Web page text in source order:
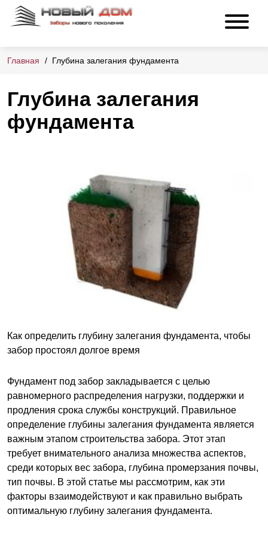
Главная Глубина залегания фундамента
Глубина залегания
фундамента
Как определить глубину залегания фундамента, чтобы
забор простоял долгое время
Фундамент под забор закладывается с целью
равномерного распределения нагрузки, поддержки и
продления срока службы конструкций. Правильное
определение глубины залегания фундамента является
важным этапом строительства забора. Этот этап
требует внимательного анализа множества аспектов,
среди которых вес забора, глубина промерзания почвы,
тип почвы. В этой статье мы рассмотрим, как эти
факторы взаимодействуют и как правильно выбрать
оптимальную глубину залегания фундамента.